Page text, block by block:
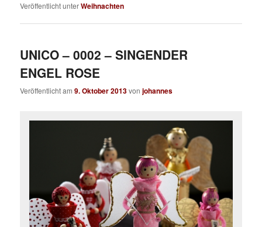
Veröffentlicht unterWeihnachten
UNICO – 0002 – SINGENDER
ENGEL ROSE
Veröffentlicht am9. Oktober 2013vonjohannes